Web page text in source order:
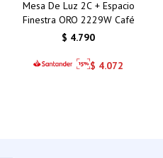
Mesa De Luz 2C + Espacio
Finestra ORO 2229W Café
$ 4.790
$ 4.072